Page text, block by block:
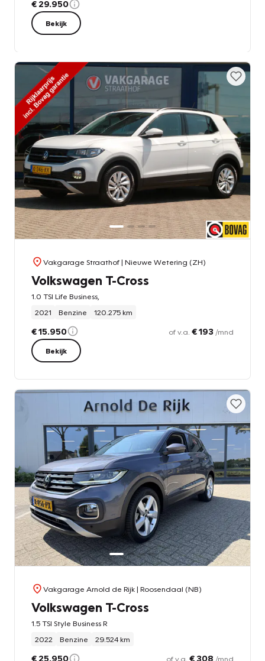
€ 29.950
Bekijk
Vakgarage Straathof| Nieuwe Wetering (ZH)
Volkswagen T-Cross
1.0 TSI Life Business,
2021
Benzine 120.275 km
€ 15.950 of v.a. € 193 /mnd
Bekijk
Vakgarage Arnold de Rijk| Roosendaal (NB)
Volkswagen T-Cross
1.5 TSI Style Business R
2022
Benzine 29.524 km
€ 25.950 of v.a. € 308 /mnd